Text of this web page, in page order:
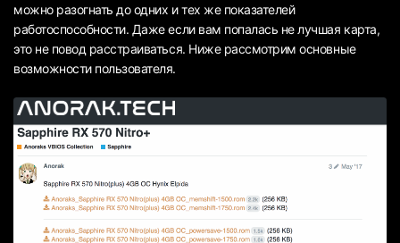
можно разогнать до одних и тех же показателей
работоспособности. Даже если вам попалась не лучшая карта,
это не повод расстраиваться. Ниже рассмотрим основные
возможности пользователя.